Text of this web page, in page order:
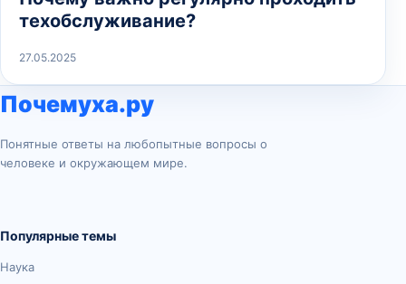
техобслуживание?
27.05.2025
Почемуха.ру
Понятные ответы на любопытные вопросы о
человеке и окружающем мире.
Популярные темы
Наука